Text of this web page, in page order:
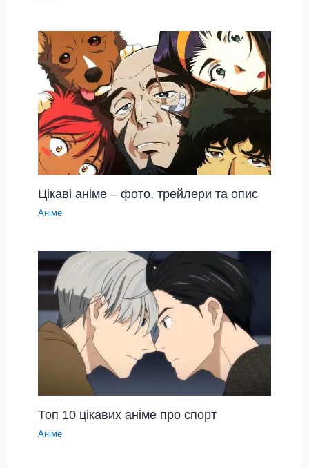
Цікаві аніме – фото, трейлери та опис
Аніме
Топ 10 цікавих аніме про спорт
Аніме